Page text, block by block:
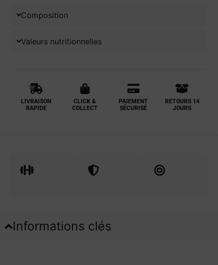
Composition
Valeurs nutritionnelles
LIVRAISON
RAPIDE
CLICK &
COLLECT
PAIEMENT
SÉCURISÉ
RETOURS 14
JOURS
Informations clés